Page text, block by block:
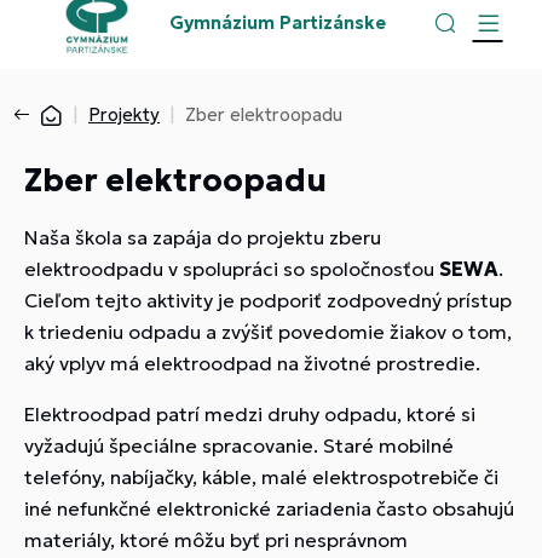
Gymnázium Partizánske
Projekty Zber elektroopadu
Zber elektroopadu
Naša škola sa zapája do projektu zberu
elektroodpadu v spolupráci so spoločnosťou SEWA.
Cieľom tejto aktivity je podporiť zodpovedný prístup
k triedeniu odpadu a zvýšiť povedomie žiakov o tom,
aký vplyv má elektroodpad na životné prostredie.
Elektroodpad patrí medzi druhy odpadu, ktoré si
vyžadujú špeciálne spracovanie. Staré mobilné
telefóny, nabíjačky, káble, malé elektrospotrebiče či
iné nefunkčné elektronické zariadenia často obsahujú
materiály, ktoré môžu byť pri nesprávnom